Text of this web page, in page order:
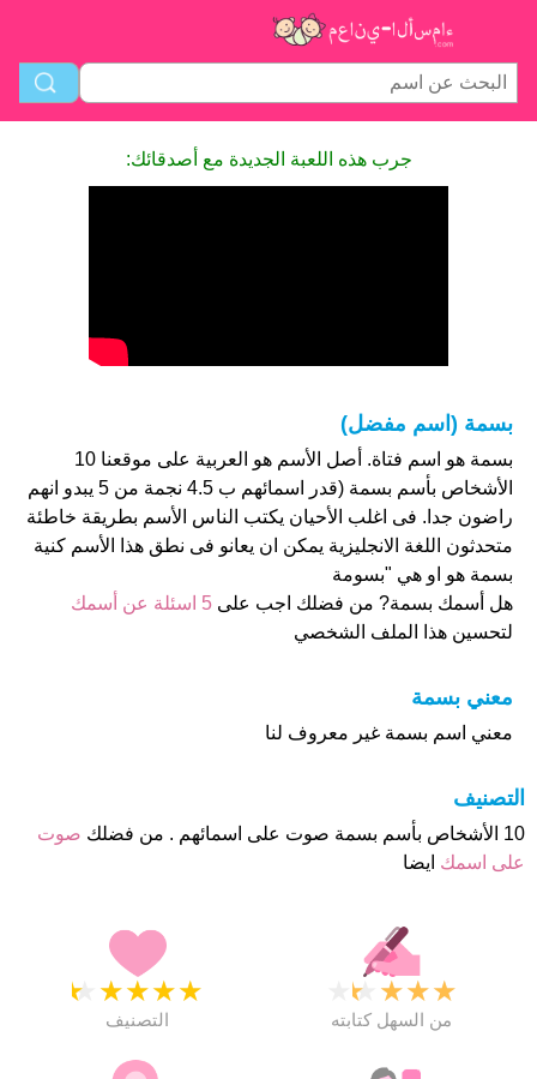
جرب هذه اللعبة الجديدة مع أصدقائك:
بسمة (اسم مفضل)
بسمة هو اسم فتاة. أصل الأسم هو العربية على موقعنا 10
الأشخاص بأسم بسمة (قدر اسمائهم ب 4.5 نجمة من 5 يبدو انهم
راضون جدا. فى اغلب الأحيان يكتب الناس الأسم بطريقة خاطئة
متحدثون اللغة الانجليزية يمكن ان يعانو فى نطق هذا الأسم كنية
بسمة هو او هي "بسومة
هل أسمك بسمة? من فضلك اجب على 5 اسئلة عن أسمك
لتحسين هذا الملف الشخصي
معني بسمة
معني اسم بسمة غير معروف لنا
التصنيف
10 الأشخاص بأسم بسمة صوت على اسمائهم . من فضلك
صوت
على اسمك ايضا
★
★
★
★
★
التصنيف
★
★
★
★
من السهل كتابته